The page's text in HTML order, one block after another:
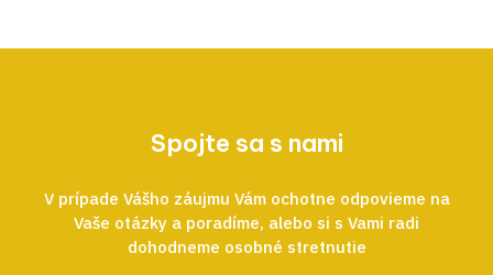
Spojte sa s nami
V prípade Vášho záujmu Vám ochotne odpovieme na
Vaše otázky a poradíme, alebo si s Vami radi
dohodneme osobné stretnutie